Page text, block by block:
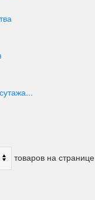
товаров на странице